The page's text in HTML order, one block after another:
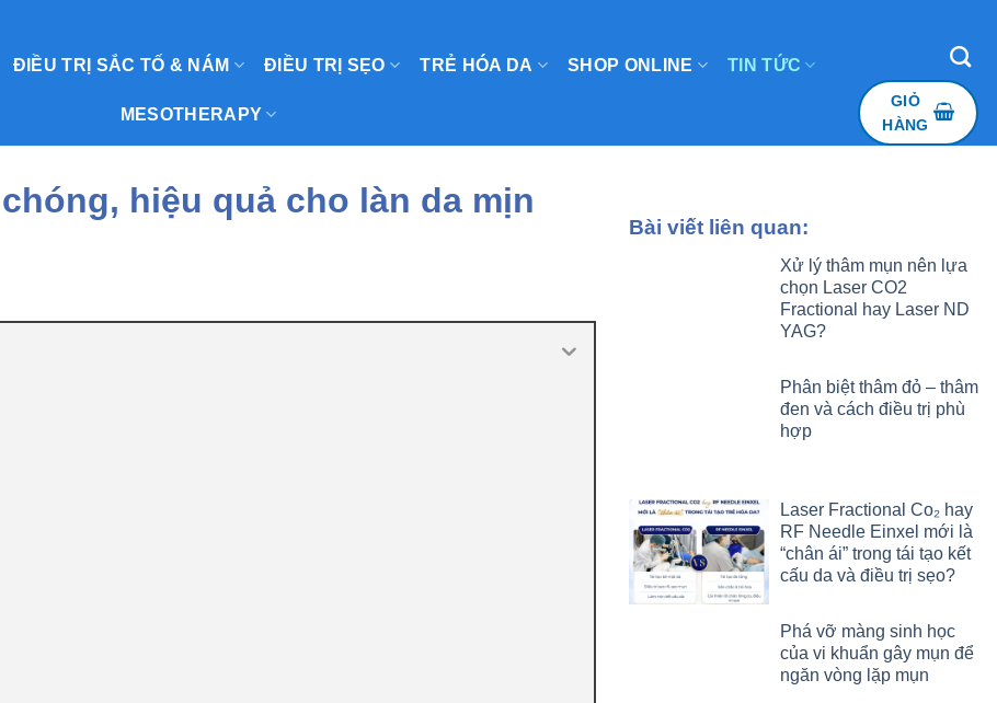
ĐIỀU TRỊ SẮC TỐ & NÁM ĐIỀU TRỊ SẸO TRẺ HÓA DA SHOP ONLINE TIN TỨC
MESOTHERAPY
GIỎ
HÀNG
hiệu quả cho làn da mịn
Bài viết liên quan:
Xử lý thâm mụn nên lựa
chọn Laser CO2
Fractional hay Laser ND
YAG?
Phân biệt thâm đỏ – thâm
đen và cách điều trị phù
hợp
Laser Fractional Co₂ hay
RF Needle Einxel mới là
“chân ái” trong tái tạo kết
cấu da và điều trị sẹo?
Phá vỡ màng sinh học
của vi khuẩn gây mụn để
ngăn vòng lặp mụn